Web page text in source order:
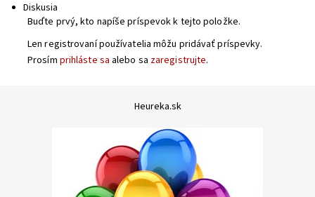
Diskusia
Buďte prvý, kto napíše príspevok k tejto položke.
Len registrovaní používatelia môžu pridávať príspevky.
Prosím prihláste sa alebo sa zaregistrujte.
Heureka.sk